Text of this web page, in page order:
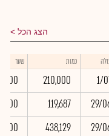
הצג הכל
כמות שער
1/
210,000
0.00
29/
119,687
0.00
29/
438,129
0.00